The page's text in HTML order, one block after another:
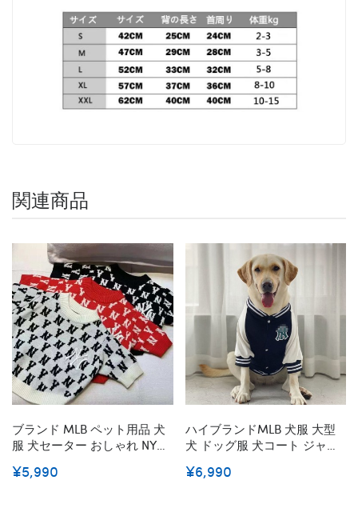
関連商品
ブランド MLB ペット用品 犬
服 犬セーター おしゃれ NYロ
ニットセーター 毛糸 伸縮性
¥5,990
ハイブランドMLB 犬服 大型
犬 ドッグ服 犬コート ジャケ
ゃれ ペット用品 愛犬猫 誕生
¥6,990